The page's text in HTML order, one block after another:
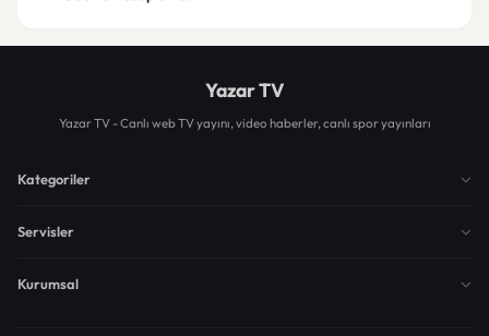
Yazar TV
Yazar TV - Canlı web TV yayını, video haberler, canlı spor yayınları
Kategoriler
Servisler
Kurumsal